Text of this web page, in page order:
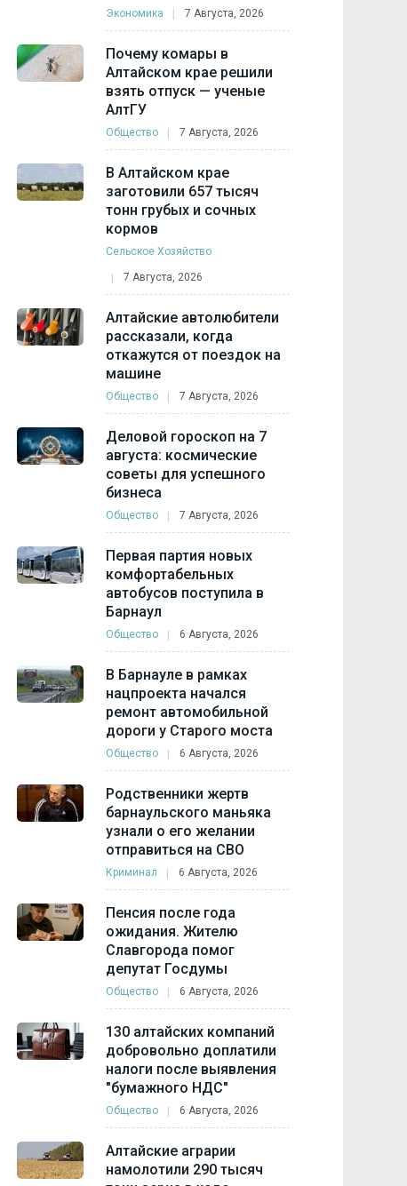
Экономика 7 Августа, 2026
Почему комары в
Алтайском крае решили
взять отпуск — ученые
АлтГУ
Общество 7 Августа, 2026
В Алтайском крае
заготовили 657 тысяч
тонн грубых и сочных
кормов
Сельское Хозяйство
7 Августа, 2026
Алтайские автолюбители
рассказали, когда
откажутся от поездок на
машине
Общество 7 Августа, 2026
Деловой гороскоп на 7
августа: космические
советы для успешного
бизнеса
Общество 7 Августа, 2026
Первая партия новых
комфортабельных
автобусов поступила в
Барнаул
Общество 6 Августа, 2026
В Барнауле в рамках
нацпроекта начался
ремонт автомобильной
дороги у Старого моста
Общество 6 Августа, 2026
Родственники жертв
барнаульского маньяка
узнали о его желании
отправиться на СВО
Криминал 6 Августа, 2026
Пенсия после года
ожидания. Жителю
Славгорода помог
депутат Госдумы
Общество 6 Августа, 2026
130 алтайских компаний
добровольно доплатили
налоги после выявления
"бумажного НДС"
Общество 6 Августа, 2026
Алтайские аграрии
намолотили 290 тысяч